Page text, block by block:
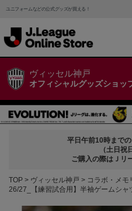
ユニフォームなどの公式グッズが買える！
ヴィッセル神戸
オフィシャルグッズショッ
平日午前10時までの
（土日祝
ご購入の際はＪリ
TOP ヴィッセル神戸 コラボ・メモ
26/27_【練習試合用】半袖ゲームシャ